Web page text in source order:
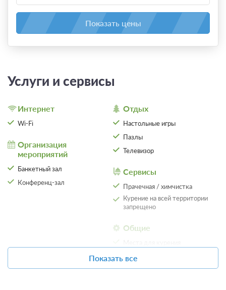
Показать цены
Услуги и сервисы
Интернет
Wi-Fi
Организация
мероприятий
Банкетный зал
Конференц-зал
Отдых
Настольные игры
Пазлы
Телевизор
Сервисы
Прачечная / химчистка
Курение на всей территории
запрещено
Общие
Показать все